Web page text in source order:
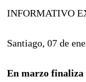
INFORMATIVO
Santiago, 07 de
En marzo finaliza